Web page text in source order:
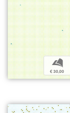
b
€ 30,00